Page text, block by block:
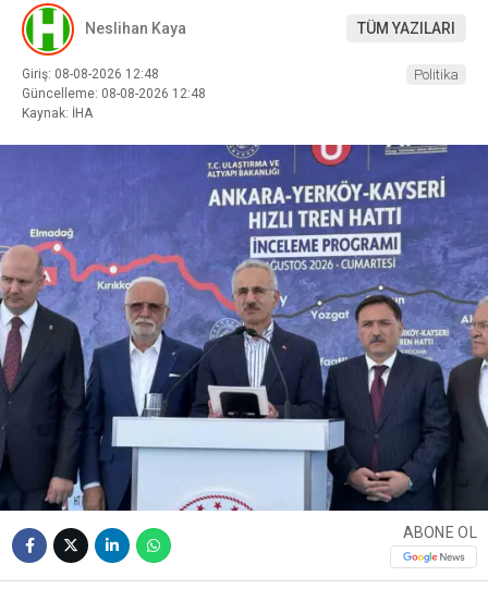
Neslihan Kaya TÜM YAZILARI
Giriş: 08-08-2026 12:48
Güncelleme: 08-08-2026 12:48
Kaynak: İHA
Politika
ABONE OL